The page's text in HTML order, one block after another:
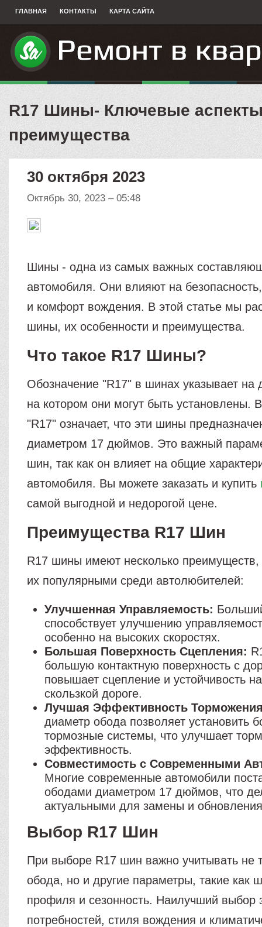
ГЛАВНАЯ КОНТАКТЫ КАРТА САЙТА
R17 Шины- Ключевые
преимущества
30 октября 2023
Октябрь 30, 2023 – 05:48
Шины - одна из самых важных
автомобиля. Они влияют на
и комфорт вождения. В этой статье мы
шины, их особенности и преимущества.
Что такое R17 Шины?
Обозначение "R17" в шинах указывает на
на котором они могут быть установлены.
"R17" означает, что эти шины
диаметром 17 дюймов. Это важный
шин, так как он влияет на общие
автомобиля. Вы можете заказать и купить
самой выгодной и недорогой цене.
Преимущества R17 Шин
R17 шины имеют несколько
их популярными среди автолюбителей:
Улучшенная Управляемость:
способствует улучшению
особенно на высоких скоростях.
Большая Поверхность Сцепления:
большую контактную поверхность с
повышает сцепление и устойчивость
скользкой дороге.
Лучшая Эффективность
диаметр обода позволяет установить
тормозные системы, что улучшает
эффективность.
Совместимость с Современными
Многие современные автомобили
ободами диаметром 17 дюймов, что
актуальными для замены и
Выбор R17 Шин
При выборе R17 шин важно учитывать не
обода, но и другие параметры, такие как
профиля и сезонность. Наилучший выбор
потребностей, стиля вождения и